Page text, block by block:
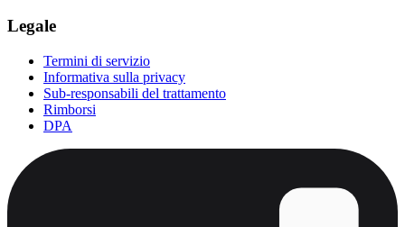
Legale
Termini di servizio
Informativa sulla privacy
Sub-responsabili del trattamento
Rimborsi
DPA